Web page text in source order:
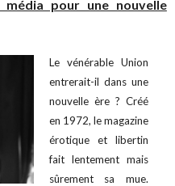
pour une nouvelle
Le vénérable Union
entrerait-il dans une
nouvelle ère ? Créé
en 1972, le magazine
érotique et libertin
fait lentement mais
sûrement sa mue.